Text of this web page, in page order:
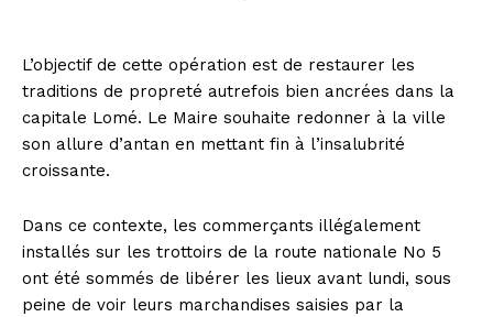
L’objectif de cette opération est de restaurer les
traditions de propreté autrefois bien ancrées dans la
capitale Lomé. Le Maire souhaite redonner à la ville
son allure d’antan en mettant fin à l’insalubrité
croissante.
Dans ce contexte, les commerçants illégalement
installés sur les trottoirs de la route nationale No 5
ont été sommés de libérer les lieux avant lundi, sous
peine de voir leurs marchandises saisies par la